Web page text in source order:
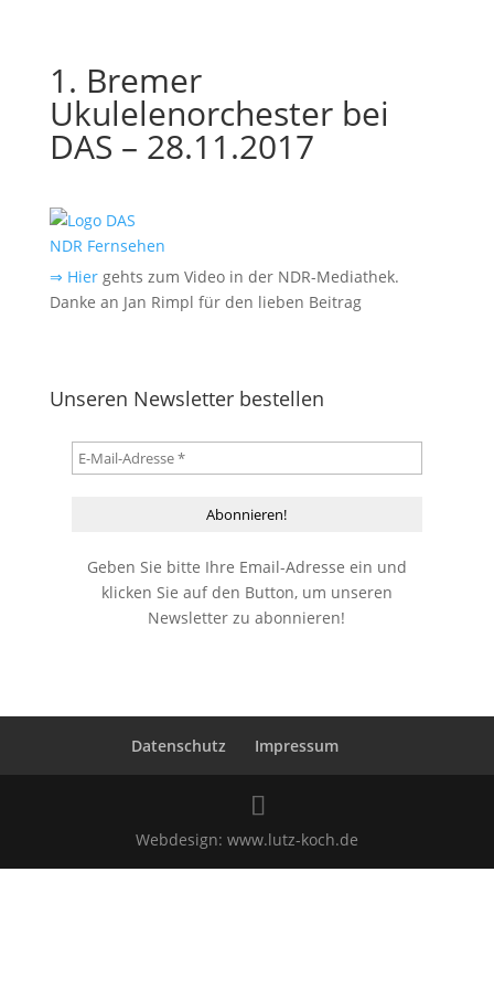
1. Bremer
Ukulelenorchester bei
DAS – 28.11.2017
⇒ Hier gehts zum Video in der NDR-Mediathek.
Danke an Jan Rimpl für den lieben Beitrag
Unseren Newsletter bestellen
Geben Sie bitte Ihre Email-Adresse ein und
klicken Sie auf den Button, um unseren
Newsletter zu abonnieren!
Datenschutz Impressum
Webdesign: www.lutz-koch.de